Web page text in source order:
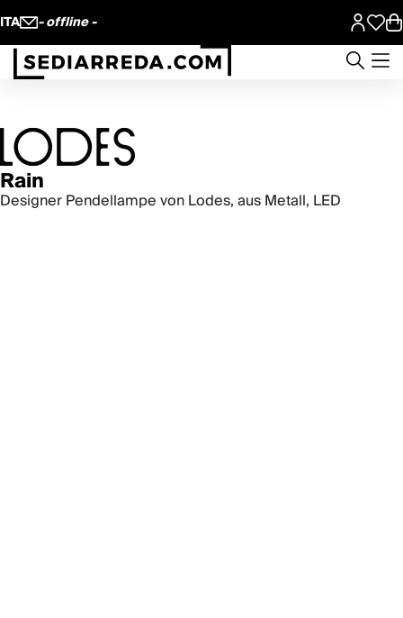
ITA - offline -
Rain
Designer Pendellampe von Lodes, aus Metall, LED